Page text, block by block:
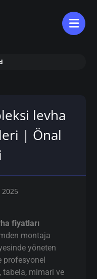
levha
| Önal
fiyatları
montaja
yöneten
profesyonel
tabela, mimari ve